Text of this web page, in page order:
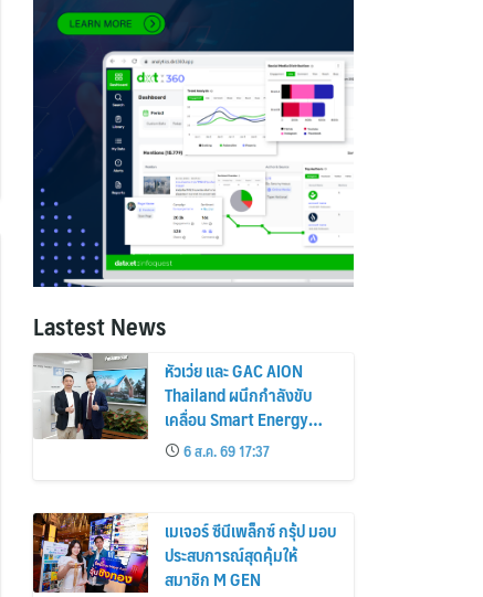
Lastest News
หัวเว่ย และ GAC AION
Thailand ผนึกกำลังขับ
เคลื่อน Smart Energy
Ecosystem เชื่อม GAC
GN8 PHEV รถยนต์ MPV
ระดับพรีเมียม เข้ากับ
พลังงานแสงอาทิตย์ภายใน
บ้าน
6 ส.ค. 69 17:37
เมเจอร์ ซีนีเพล็กซ์ กรุ้ป มอบ
ประสบการณ์สุดคุ้มให้
สมาชิก M GEN